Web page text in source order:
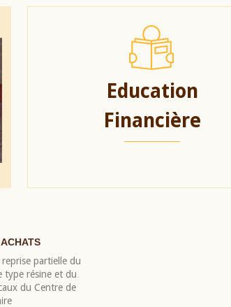
Education
Financière
partielle du
type résine et du
du Centre de